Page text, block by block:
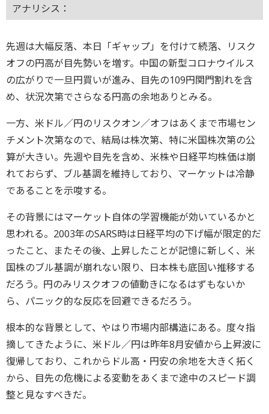
アナリシス：
先週は大幅反落、本日「ギャップ」を付けて続落、リスク
オフの円高が目先勢いを増す。中国の新型コロナウイルス
の広がりで一旦円買いが進み、目先の109円関門割れを含
め、状況次第でさらなる円高の余地ありとみる。
一方、米ドル／円のリスクオン／オフはあくまで市場セン
チメント次第なので、結局は株次第、特に米国株次第の公
算が大きい。先週や目先を含め、米株や日経平均株価は崩
れておらず、ブル基調を維持しており、マーケットは冷静
であることを示唆する。
その背景にはマーケット自体の学習機能が効いているかと
思われる。2003年のSARS時は日経平均の下げ幅が限定的だ
ったこと、またその後、上昇したことが記憶に新しく、米
国株のブル基調が崩れない限り、日本株も底固い推移する
だろう。円のみリスクオフの値動きになるはずもないか
ら、パニック的な反応を回避できるだろう。
根本的な背景として、やはり市場内部構造にある。度々指
摘してきたように、米ドル／円は昨年8月安値から上昇波に
復帰しており、これからドル高・円安の余地を大きく拓く
から、目先の危機による変動をあくまで途中のスピード調
整と見なすべきだ。